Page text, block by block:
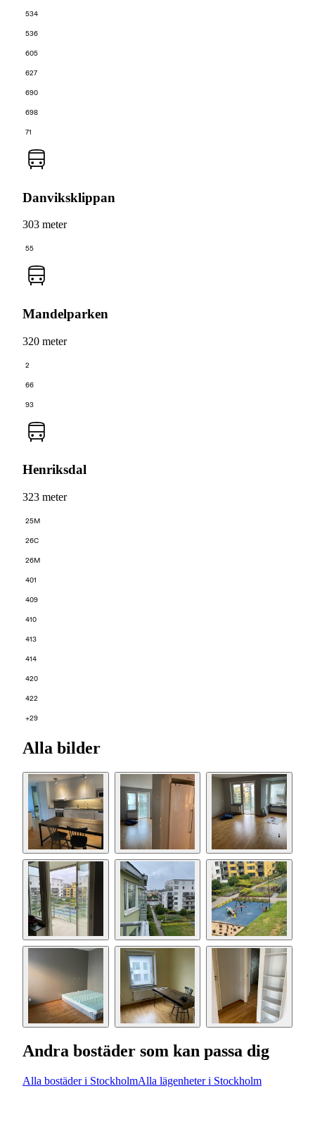
534
536
605
627
690
698
71
Danviksklippan
303 meter
55
Mandelparken
320 meter
2
66
93
Henriksdal
323 meter
25M
26C
26M
401
409
410
413
414
420
422
+29
Alla bilder
Andra bostäder som kan passa dig
Alla bostäder i StockholmAlla lägenheter i Stockholm